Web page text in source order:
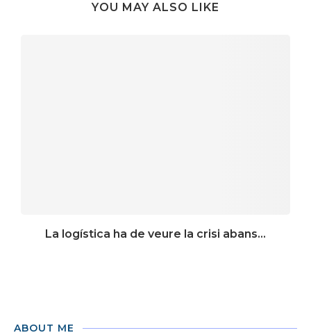
YOU MAY ALSO LIKE
La logística ha de veure la crisi abans...
ABOUT ME